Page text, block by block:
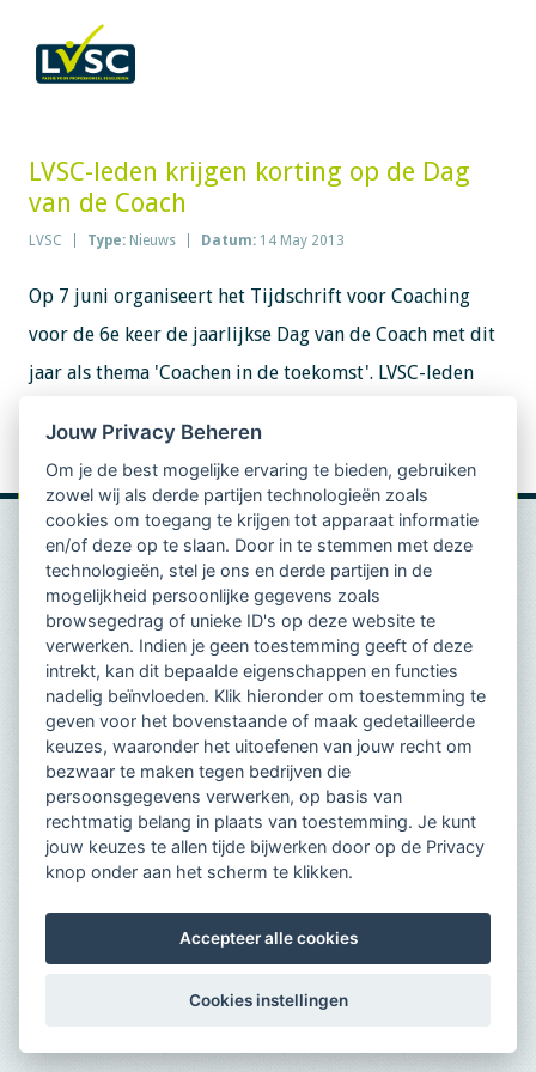
LVSC-leden krijgen korting op de Dag
van de Coach
LVSC Type: Nieuws Datum: 14 May 2013
Op 7 juni organiseert het Tijdschrift voor Coaching
voor de 6e keer de jaarlijkse Dag van de Coach met dit
jaar als thema 'Coachen in de toekomst'. LVSC-leden
Meer informatie en aanmelden
Jouw Privacy Beheren
Om je de best mogelijke ervaring te bieden, gebruiken
zowel wij als derde partijen technologieën zoals
cookies om toegang te krijgen tot apparaat informatie
en/of deze op te slaan. Door in te stemmen met deze
technologieën, stel je ons en derde partijen in de
mogelijkheid persoonlijke gegevens zoals
browsegedrag of unieke ID's op deze website te
verwerken. Indien je geen toestemming geeft of deze
intrekt, kan dit bepaalde eigenschappen en functies
nadelig beïnvloeden. Klik hieronder om toestemming te
geven voor het bovenstaande of maak gedetailleerde
keuzes, waaronder het uitoefenen van jouw recht om
bezwaar te maken tegen bedrijven die
persoonsgegevens verwerken, op basis van
rechtmatig belang in plaats van toestemming. Je kunt
jouw keuzes te allen tijde bijwerken door op de Privacy
knop onder aan het scherm te klikken.
Accepteer alle cookies
Cookies instellingen